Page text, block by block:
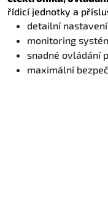
řídicí jednotky a
detailní
monitoring
snadné ovládání
maximální